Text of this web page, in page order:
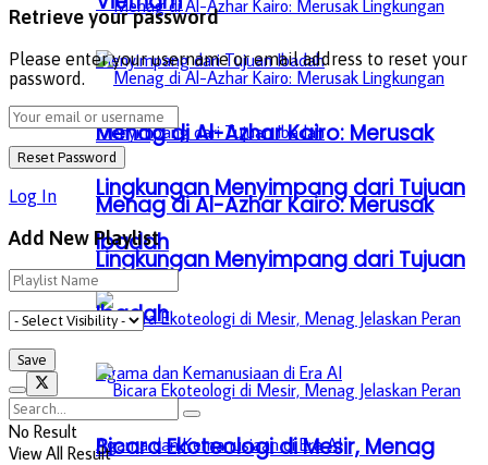
Menag di Al-Azhar Kairo: Merusak
Lingkungan Menyimpang dari Tujuan
Ibadah
Bicara Ekoteologi di Mesir, Menag
Menag di Al-Azhar Kairo: Merusak
Lingkungan Menyimpang dari Tujuan
Ibadah
Retrieve your password
Please enter your username or email address to reset your
password.
Log In
Add New Playlist
No Result
View All Result